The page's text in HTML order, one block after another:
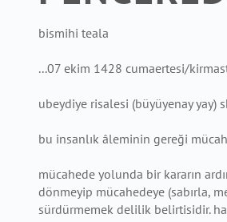
bismihi teala
...07 ekim 1428 cumaertesi/
ubeydiye risalesi (büyüyenay yay)
bu insanlık âleminin gereği
mücahede yolunda bir kararın
dönmeyip mücahedeye (sabırla,
sürdürmemek delilik belirtisidir.